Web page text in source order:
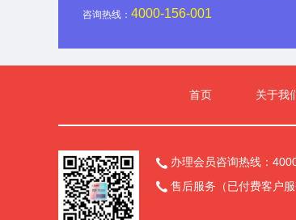
咨询热线： 4000-156-001
首页 关于我
 办理会员咨询热线：
 售后服务（已付费客户